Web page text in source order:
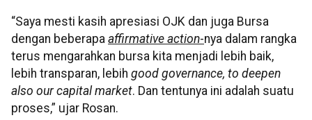
“Saya mesti kasih apresiasi OJK dan juga Bursa
dengan beberapa affirmative action-nya dalam rangka
terus mengarahkan bursa kita menjadi lebih baik,
lebih transparan, lebih good governance, to deepen
also our capital market. Dan tentunya ini adalah suatu
proses,” ujar Rosan.